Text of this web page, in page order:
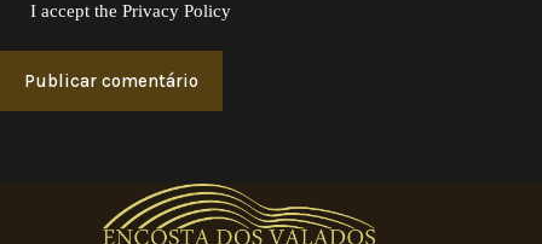
I accept thePrivacy Policy
Publicar comentário